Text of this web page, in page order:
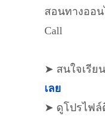
สอนทางออน
Call
➤ สนใจเรีย
เลย
➤ ดูโปรไฟล์